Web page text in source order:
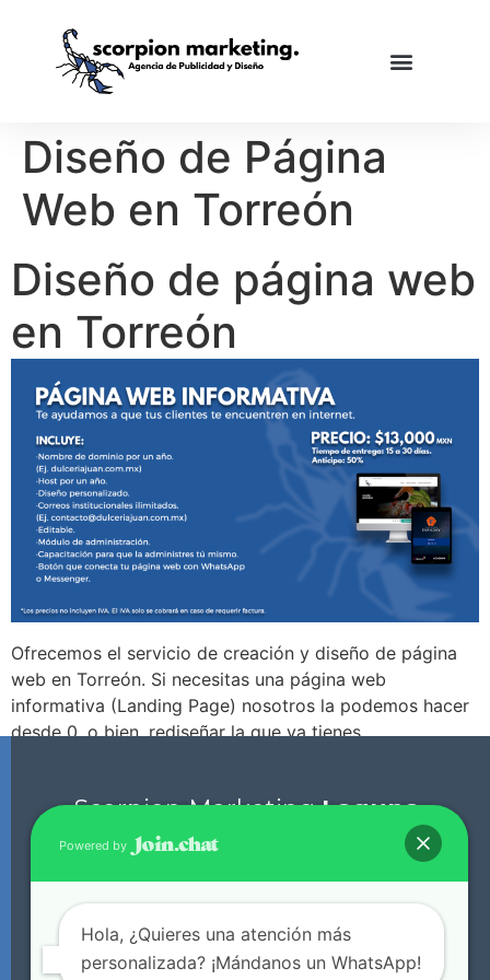
Diseño de Página
Web en Torreón
Diseño de página web
en Torreón
Ofrecemos el servicio de creación y diseño de página
web en Torreón. Si necesitas una página web
informativa (Landing Page) nosotros la podemos hacer
desde 0, o bien, rediseñar la que ya tienes.
Diseño de pagina web en torreon. creacion de pagina
web en torreon.
Scorpion MarketingLaguna.
Oficinas en Lerdo, Dgo. y Torreón, Coah. (Da click
Powered by
Hola, ¿Quieres una atención más
personalizada? ¡Mándanos un WhatsApp!